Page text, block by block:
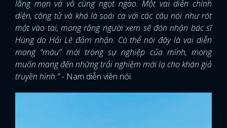
lãng mạn và vô cùng ngọt ngào. Một vai diễn chính
diện, công tử và khá là soái ca với các câu nói như rót
mật vào tai, mong rằng người xem sẽ đón nhận bác sĩ
Hùng do Hải Lê đảm nhận. Có thể nói đây là vai diễn
mang “màu” mới trong sự nghiệp của mình, mong
muốn mang đến những trải nghiệm mới lạ cho khán giả
truyền hình.”- Nam diễn viên nói.